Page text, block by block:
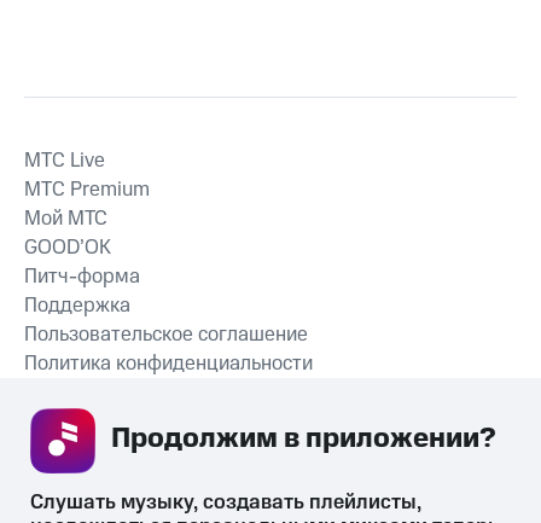
СКАЧАТЬ ПРИЛОЖЕНИЕ
MTС Live
MTС Premium
Мой МТС
GOOD’OK
Питч-форма
Поддержка
Пользовательское соглашение
Политика конфиденциальности
Слушать музыку, создавать плейлисты,